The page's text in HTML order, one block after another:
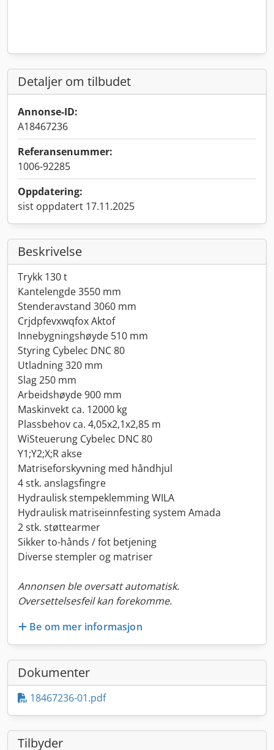
Detaljer om tilbudet
Annonse-ID:
A18467236
Referansenummer:
1006-92285
Oppdatering:
sist oppdatert 17.11.2025
Beskrivelse
Trykk 130 t
Kantelengde 3550 mm
Stenderavstand 3060 mm
Crjdpfevxwqfox Aktof
Innebygningshøyde 510 mm
Styring Cybelec DNC 80
Utladning 320 mm
Slag 250 mm
Arbeidshøyde 900 mm
Maskinvekt ca. 12000 kg
Plassbehov ca. 4,05x2,1x2,85 m
WiSteuerung Cybelec DNC 80
Y1;Y2;X;R akse
Matriseforskyvning med håndhjul
4 stk. anslagsfingre
Hydraulisk stempeklemming WILA
Hydraulisk matriseinnfesting system Amada
2 stk. støttearmer
Sikker to-hånds / fot betjening
Diverse stempler og matriser
Annonsen ble oversatt automatisk.
Oversettelsesfeil kan forekomme.
Be om mer informasjon
Dokumenter
18467236-01.pdf
Tilbyder